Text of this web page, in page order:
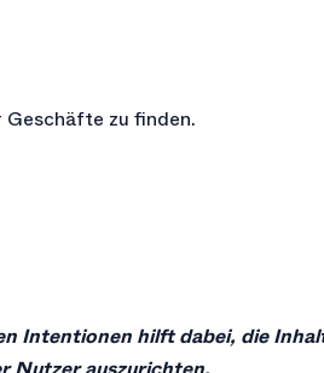
Geschäfte zu finden.
Intentionen hilft dabei, die